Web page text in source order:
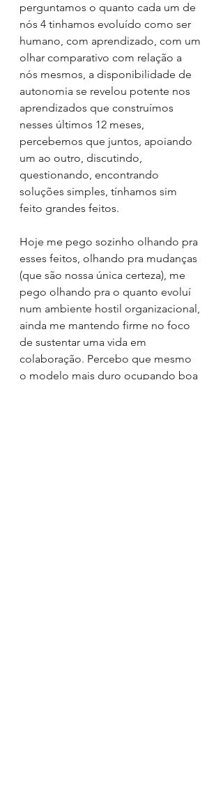
perguntamos o quanto cada um de
nós 4 tinhamos evoluído como ser
humano, com aprendizado, com um
olhar comparativo com relação a
nós mesmos, a disponibilidade de
autonomia se revelou potente nos
aprendizados que construímos
nesses últimos 12 meses,
percebemos que juntos, apoiando
um ao outro, discutindo,
questionando, encontrando
soluções simples, tínhamos sim
feito grandes feitos.
Hoje me pego sozinho olhando pra
esses feitos, olhando pra mudanças
(que são nossa única certeza), me
pego olhando pra o quanto evoluí
num ambiente hostil organizacional,
ainda me mantendo firme no foco
de sustentar uma vida em
colaboração. Percebo que mesmo
o modelo mais duro ocupando boa